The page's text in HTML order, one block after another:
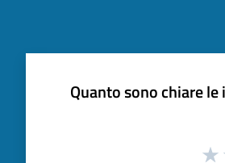
Quanto sono chiare